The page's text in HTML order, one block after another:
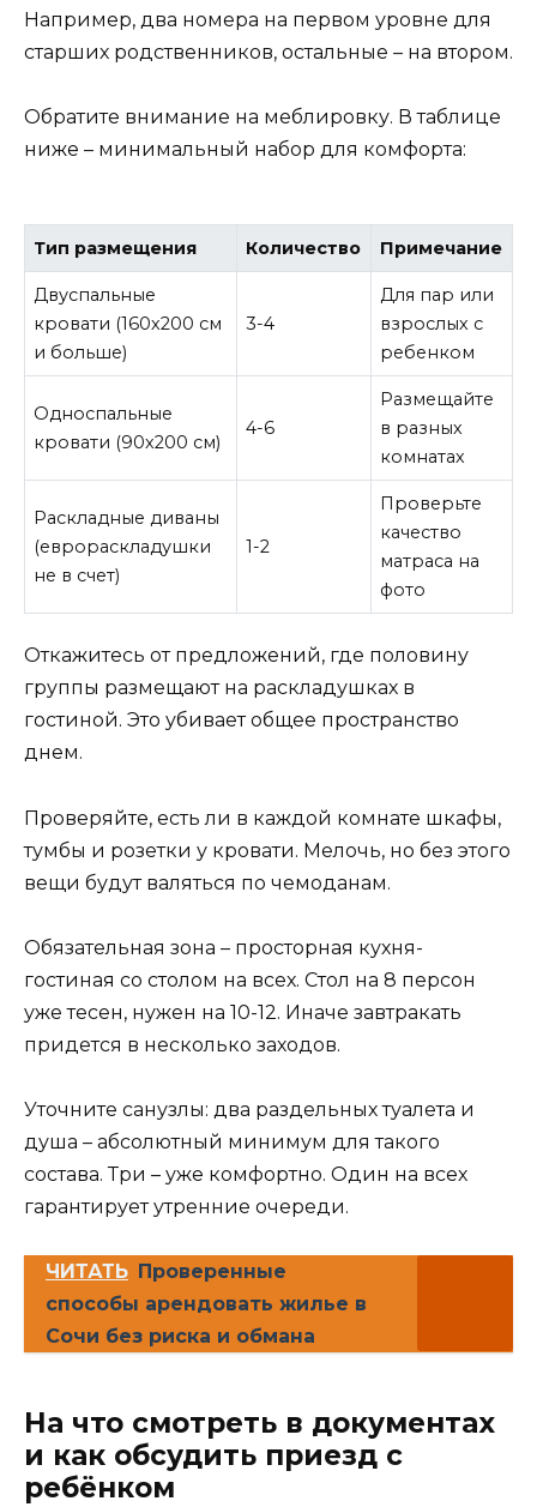
Например, два номера на первом уровне для
старших родственников, остальные – на втором.
Обратите внимание на меблировку. В таблице
ниже – минимальный набор для комфорта:
Тип размещения Количество Примечание
Двуспальные
кровати (160х200 см
и больше)
3-4
Для пар или
взрослых с
ребенком
Односпальные
кровати (90х200 см)
4-6
Размещайте
в разных
комнатах
Раскладные диваны
(еврораскладушки
не в счет)
1-2
Проверьте
качество
матраса на
фото
Откажитесь от предложений, где половину
группы размещают на раскладушках в
гостиной. Это убивает общее пространство
днем.
Проверяйте, есть ли в каждой комнате шкафы,
тумбы и розетки у кровати. Мелочь, но без этого
вещи будут валяться по чемоданам.
Обязательная зона – просторная кухня-
гостиная со столом на всех. Стол на 8 персон
уже тесен, нужен на 10-12. Иначе завтракать
придется в несколько заходов.
Уточните санузлы: два раздельных туалета и
душа – абсолютный минимум для такого
состава. Три – уже комфортно. Один на всех
гарантирует утренние очереди.
ЧИТАТЬ Проверенные
способы арендовать жилье в
Сочи без риска и обмана
На что смотреть в документах
и как обсудить приезд с
ребёнком